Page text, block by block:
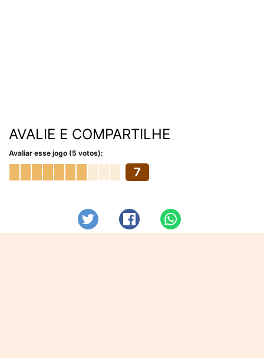
AVALIE E COMPARTILHE
Avaliar esse jogo (5 votos):
7